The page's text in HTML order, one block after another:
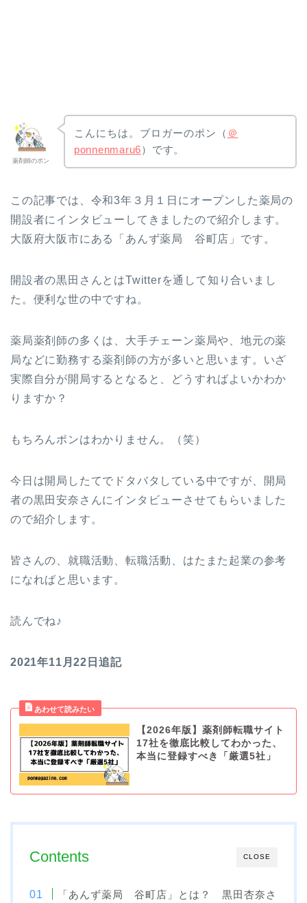
薬剤師のポン
こんにちは。ブロガーのポン（ ＠
ponnenmaru6）です。
この記事では、令和3年３月１日にオープンした薬局の
開設者にインタビューしてきましたので紹介します。
大阪府大阪市にある「あんず薬局 谷町店」です。
開設者の黒田さんとはTwitterを通して知り合いまし
た。便利な世の中ですね。
薬局薬剤師の多くは、大手チェーン薬局や、地元の薬
局などに勤務する薬剤師の方が多いと思います。いざ
実際自分が開局するとなると、どうすればよいかわか
りますか？
もちろんポンはわかりません。（笑）
今日は開局したてでドタバタしている中ですが、開局
者の黒田安奈さんにインタビューさせてもらいました
ので紹介します。
皆さんの、就職活動、転職活動、はたまた起業の参考
になればと思います。
読んでね♪
2021年11月22日追記
【2026年版】薬剤師転職サイト
17社を徹底比較してわかった、
本当に登録すべき「厳選5社」
CLOSE
Contents
「あんず薬局 谷町店」とは？ 黒田杏奈さ